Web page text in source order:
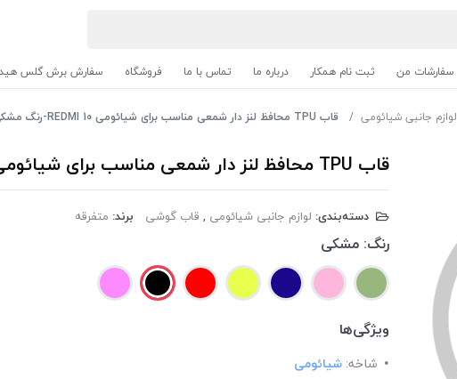
سفارشات من ثبت نام همکار درباره ما تماس با ما فروشگاه سفارش برش گلس
لوازم جانبی شیائومی قاب TPU محافظ لنز دار شمعی مناسب برای شیائومی REDMI 10-رنگ مشکی
قاب TPU محافظ لنز دار شمعی مناسب برای شیائومی REDMI 10-رنگ مشکی
دسته‌بندی: لوازم جانبی شیائومی , قاب گوشی برند: متفرقه
رنگ: مشکی
ویژگی‌ها
شاخه: شیائومی